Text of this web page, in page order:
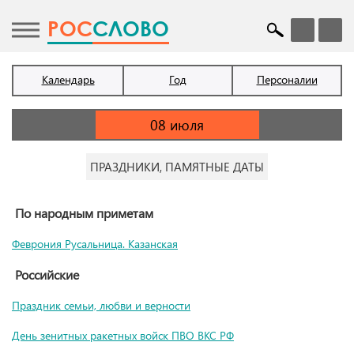
POCСЛОВО
Календарь Год Персоналии
ПРАЗДНИКИ, ПАМЯТНЫЕ ДАТЫ
По народным приметам
Феврония Русальница. Казанская
Российские
Праздник семьи, любви и верности
День зенитных ракетных войск ПВО ВКС РФ